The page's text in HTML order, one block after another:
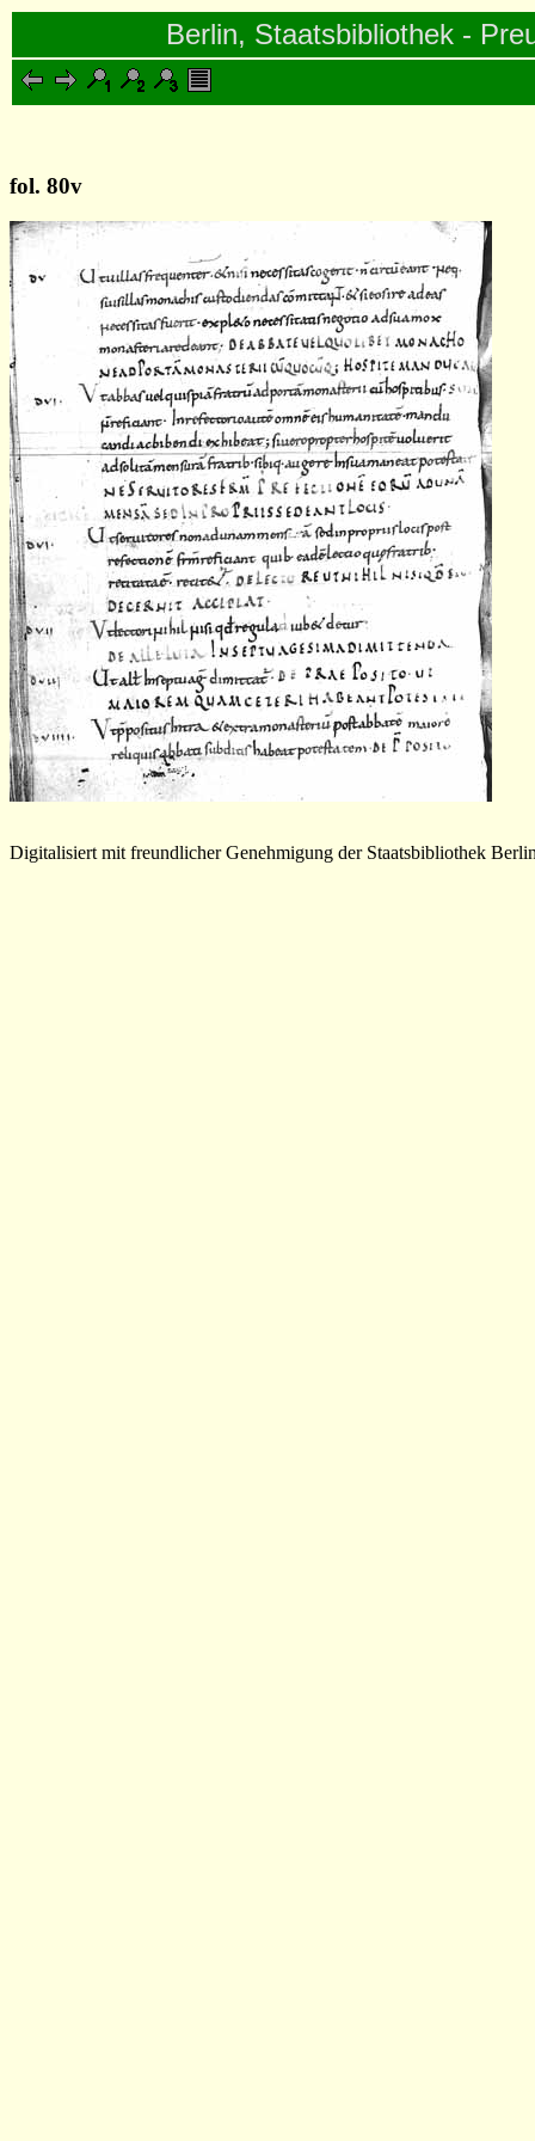
Berlin, Staatsbibliothek -
fol. 80v
Digitalisiert mit freundlicher Genehmigung der Staatsbibliothek